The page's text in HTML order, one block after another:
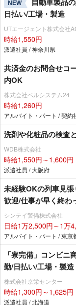
NEW
日払い/工場・製造
UTエージェント株式会社
時給1,550円
派遣社員 / 神奈川県
共済金のお問合せコ
内OK
株式会社ベルシステム24
時給1,260円
アルバイト・パート / 契約
洗剤や化粧品の検査
WDB株式会社
時給1,550円～1,600円
派遣社員 / 大阪府
未経験OKの列車見
歓迎/仕事が早く終わ
シンテイ警備株式会社
日給1万2,500円～1万
アルバイト・パート / 東京
「寮完備」コンビニ
勤/日払い/工場・製造
株式会社京栄センター
時給1,300円～1,625円
派遣社員 / 北海道